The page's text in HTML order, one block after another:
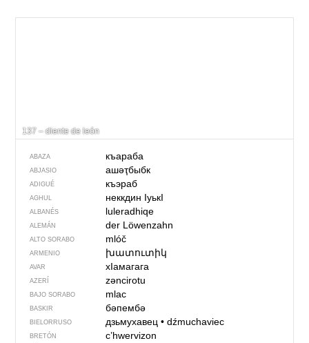
137 – diente de león
ABAZA къараба
ABJASIO ашәҭбыбк
ADIGUÉ къэраб
AGHUL неккдин IуькI
ALBANÉS luleradhiqe
ALEMÁN der Löwenzahn
ALTO SORABO mlóč
ARMENIO խատուտիկ
AVAR хIамагага
AZERÍ zəncirotu
BAJO SORABO mlac
BASKIR бәпембә
BIELORRUSO дзьмухавец• dźmuchaviec
BRETÓN c’hwervizon